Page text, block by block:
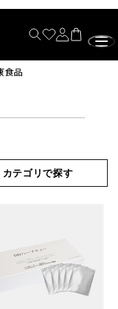
食品
カテゴリで探す